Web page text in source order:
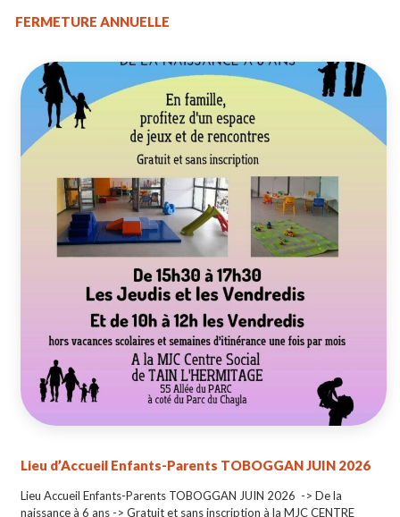
FERMETURE ANNUELLE
Lieu d’Accueil Enfants-Parents TOBOGGAN JUIN 2026
Lieu Accueil Enfants-Parents TOBOGGAN JUIN 2026 -> De la
naissance à 6 ans -> Gratuit et sans inscription à la MJC CENTRE